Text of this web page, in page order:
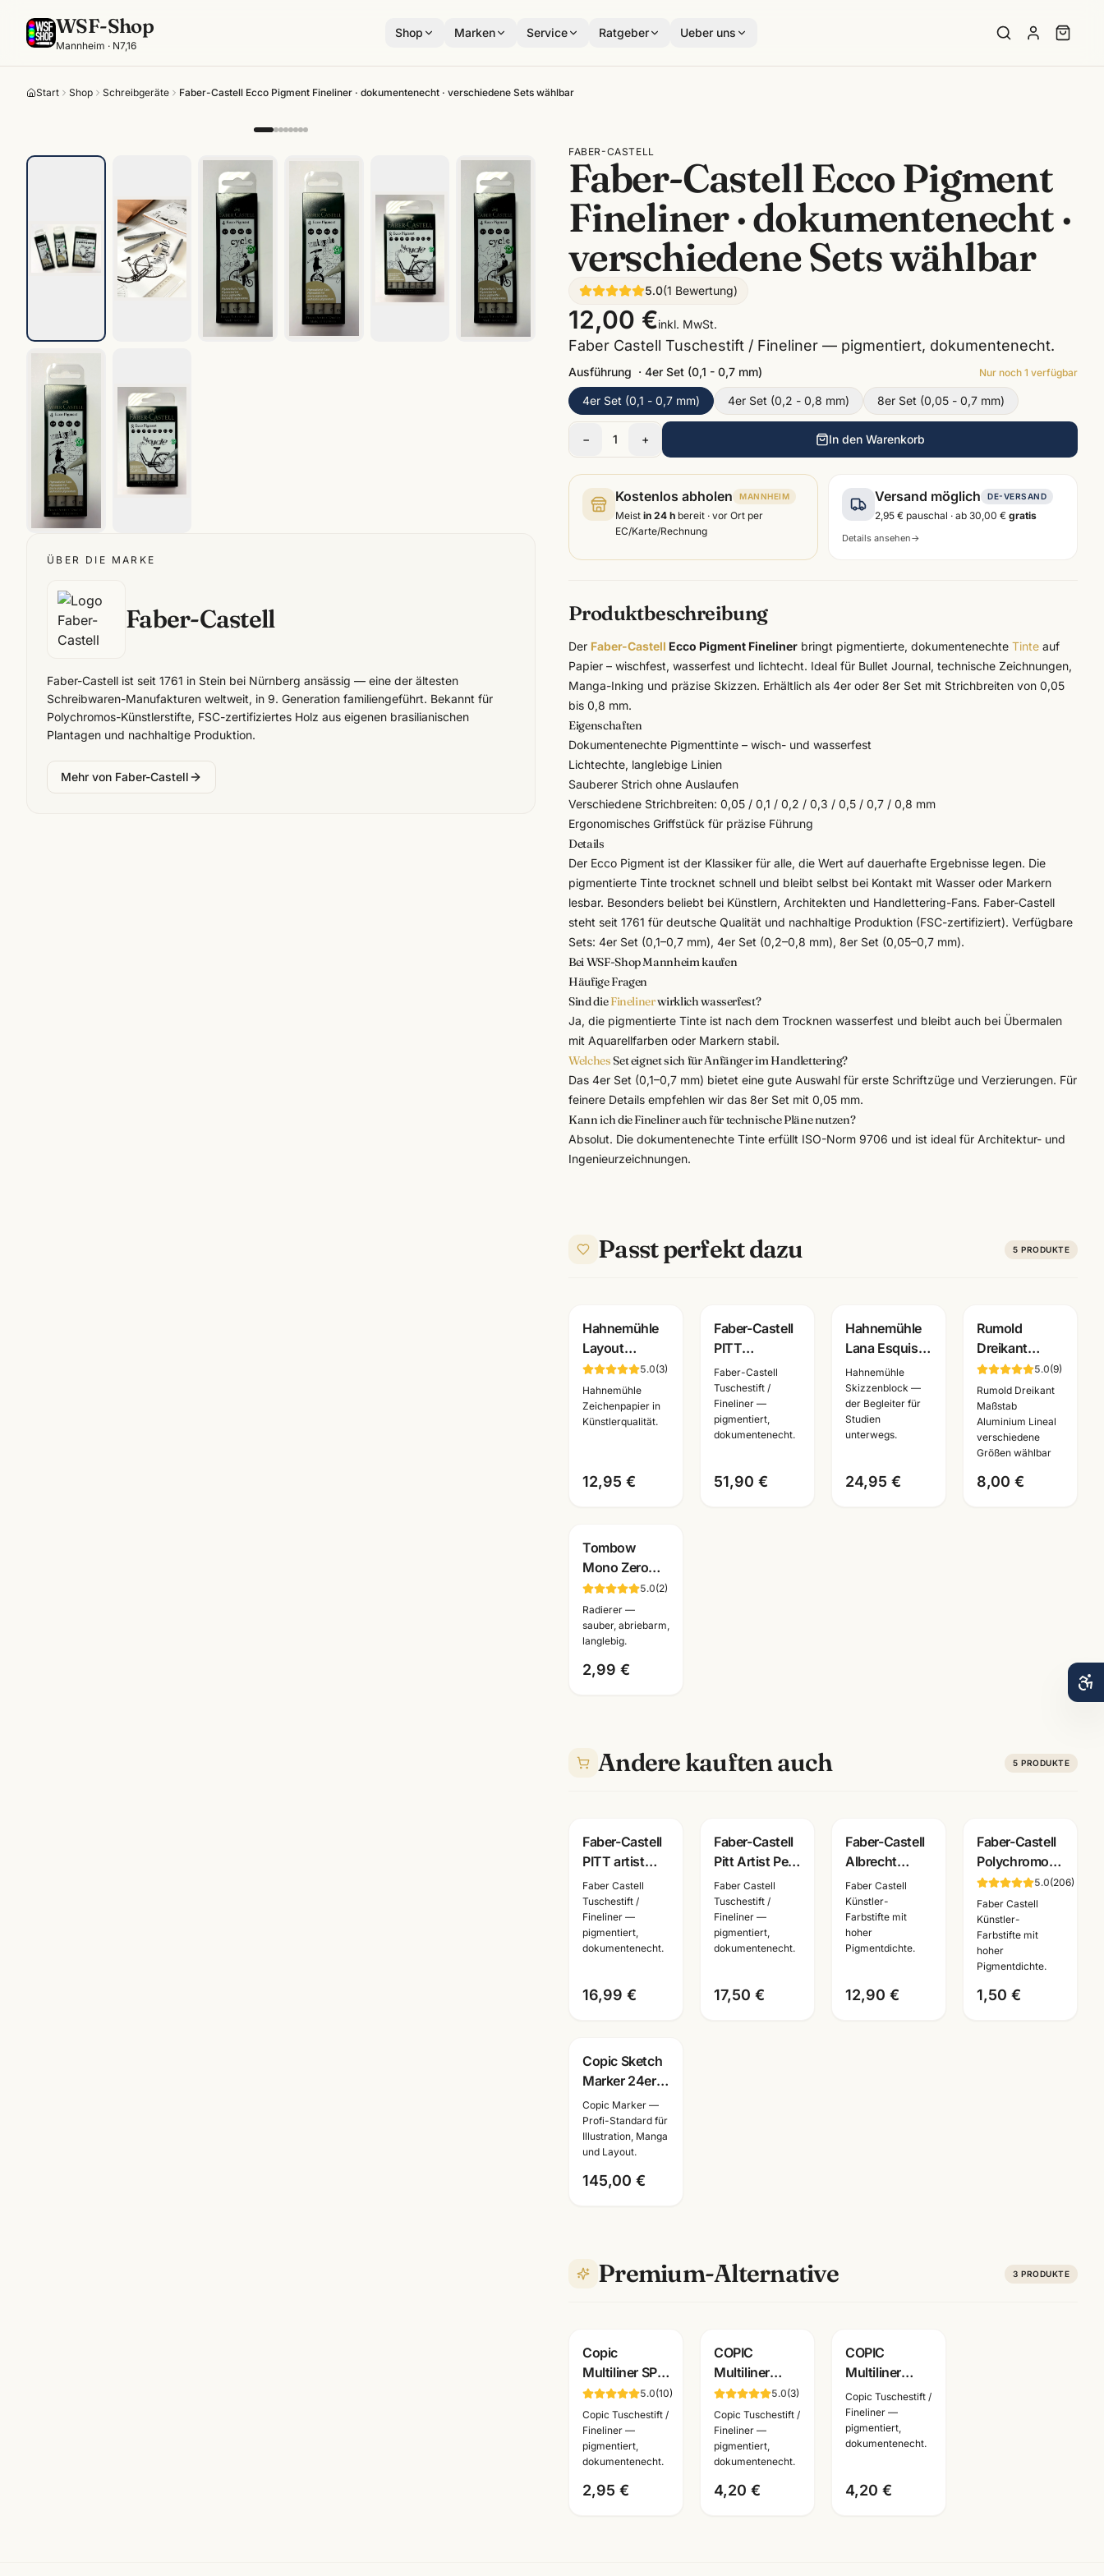
WSF-Shop
Mannheim · N7,16
Shop Marken Service Ratgeber Ueber uns
Start Shop Schreibgeräte Faber-Castell Ecco Pigment Fineliner · dokumentenecht · verschiedene Sets wählbar
ÜBER DIE MARKE
Faber-Castell
Faber-Castell ist seit 1761 in Stein bei Nürnberg ansässig — eine der ältesten
Schreibwaren-Manufakturen weltweit, in 9. Generation familiengeführt. Bekannt für
Polychromos-Künstlerstifte, FSC-zertifiziertes Holz aus eigenen brasilianischen
Plantagen und nachhaltige Produktion.
Mehr von Faber-Castell
FABER-CASTELL
Faber-Castell Ecco Pigment
Fineliner · dokumentenecht ·
verschiedene Sets wählbar
5.0(1 Bewertung)
12,00 €inkl. MwSt.
Faber Castell Tuschestift / Fineliner — pigmentiert, dokumentenecht.
Ausführung · 4er Set (0,1 - 0,7 mm) Nur noch 1 verfügbar
4er Set (0,1 - 0,7 mm) 4er Set (0,2 - 0,8 mm) 8er Set (0,05 - 0,7 mm)
− 1 + In den Warenkorb
Kostenlos abholen MANNHEIM
Meist in 24 h bereit · vor Ort per
EC/Karte/Rechnung
Versand möglich DE-VERSAND
2,95 € pauschal · ab 30,00 € gratis
Details ansehen→
Produktbeschreibung
Der Faber-Castell Ecco Pigment Fineliner bringt pigmentierte, dokumentenechte Tinte auf
Papier – wischfest, wasserfest und lichtecht. Ideal für Bullet Journal, technische Zeichnungen,
Manga-Inking und präzise Skizzen. Erhältlich als 4er oder 8er Set mit Strichbreiten von 0,05
bis 0,8 mm.
Eigenschaften
Dokumentenechte Pigmenttinte – wisch- und wasserfest
Lichtechte, langlebige Linien
Sauberer Strich ohne Auslaufen
Verschiedene Strichbreiten: 0,05 / 0,1 / 0,2 / 0,3 / 0,5 / 0,7 / 0,8 mm
Ergonomisches Griffstück für präzise Führung
Details
Der Ecco Pigment ist der Klassiker für alle, die Wert auf dauerhafte Ergebnisse legen. Die
pigmentierte Tinte trocknet schnell und bleibt selbst bei Kontakt mit Wasser oder Markern
lesbar. Besonders beliebt bei Künstlern, Architekten und Handlettering-Fans. Faber-Castell
steht seit 1761 für deutsche Qualität und nachhaltige Produktion (FSC-zertifiziert). Verfügbare
Sets: 4er Set (0,1–0,7 mm), 4er Set (0,2–0,8 mm), 8er Set (0,05–0,7 mm).
Bei WSF-Shop Mannheim kaufen
Häufige Fragen
Sind dieFinelinerwirklich wasserfest?
Ja, die pigmentierte Tinte ist nach dem Trocknen wasserfest und bleibt auch bei Übermalen
mit Aquarellfarben oder Markern stabil.
WelchesSet eignet sich für Anfänger im Handlettering?
Das 4er Set (0,1–0,7 mm) bietet eine gute Auswahl für erste Schriftzüge und Verzierungen. Für
feinere Details empfehlen wir das 8er Set mit 0,05 mm.
Kann ich die Fineliner auch für technische Pläne nutzen?
Absolut. Die dokumentenechte Tinte erfüllt ISO-Norm 9706 und ist ideal für Architektur- und
Ingenieurzeichnungen.
Passt perfekt dazu 5 PRODUKTE
Hahnemühle
Layout
Markerblock
A4 · 75 Blatt
für Copic
Marker ·
5.0(3)
Hahnemühle
Zeichenpapier in
Künstlerqualität.
12,95 €
Faber-Castell
PITT
Monochrome
Set gross ·
Metalletui ·
Zeichenset
Faber-Castell
Tuschestift /
Fineliner —
pigmentiert,
dokumentenecht.
51,90 €
Hahnemühle
Lana Esquisse
Skizzenblock
96g · A3/A4 ·
Künstlerbedarf
Mannheim
Hahnemühle
Skizzenblock —
der Begleiter für
Studien
unterwegs.
24,95 €
Rumold
Dreikant
Massstab
Aluminium ·
Lineal in
mehreren
Groessen ·
Zeichnen
5.0(9)
Rumold Dreikant
Maßstab
Aluminium Lineal
verschiedene
Größen wählbar
8,00 €
Tombow
Mono Zero
Radierstift
nachfüllbar ·
Präzisions-
Radierer ·
Mannheim
5.0(2)
Radierer —
sauber, abriebarm,
langlebig.
2,99 €
Andere kauften auch 5 PRODUKTE
Faber-Castell
PITT artist
pen 6er Set
schwarz ·
Tuschestifte
dokumentenecht
Faber Castell
Tuschestift /
Fineliner —
pigmentiert,
dokumentenecht.
16,99 €
Faber-Castell
Pitt Artist Pen
Mangaka Set
6-tlg ·
Tuschestifte
dokumentenecht
Faber Castell
Tuschestift /
Fineliner —
pigmentiert,
dokumentenecht.
17,50 €
Faber-Castell
Albrecht
Duerer
Aquarellstifte ·
12/24/36/60/120er
Set ·
Faber Castell
Künstler-
Farbstifte mit
hoher
Pigmentdichte.
12,90 €
Faber-Castell
Polychromos
Künstlerfarbstifte
· Einzelstift
alle Farben ·
Mannheim
5.0(206)
Faber Castell
Künstler-
Farbstifte mit
hoher
Pigmentdichte.
1,50 €
Copic Sketch
Marker 24er
Set · Manga
Illustration ·
inkl. Farbkarte
· Mannheim
Copic Marker —
Profi-Standard für
Illustration, Manga
und Layout.
145,00 €
Premium-Alternative 3 PRODUKTE
Copic
Multiliner SP
Fineliner
schwarz ·
pigmentiert ·
nachfüllbar ·
wählbare
Stärken
5.0(10)
Copic Tuschestift /
Fineliner —
pigmentiert,
dokumentenecht.
2,95 €
COPIC
Multiliner
Classic
0,05mm ·
Pigmentliner
dokumentenecht
· Farben
wählbar
5.0(3)
Copic Tuschestift /
Fineliner —
pigmentiert,
dokumentenecht.
4,20 €
COPIC
Multiliner
Classic
0,3mm ·
Pigmentliner
dokumentenecht
wählbar
Copic Tuschestift /
Fineliner —
pigmentiert,
dokumentenecht.
4,20 €